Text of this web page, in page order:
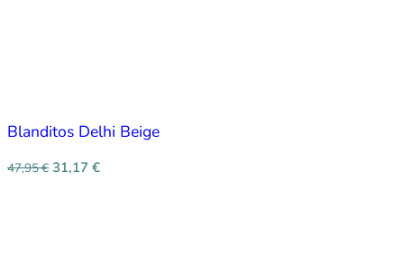
Blanditos Delhi Beige
47,95€ 31,17 €